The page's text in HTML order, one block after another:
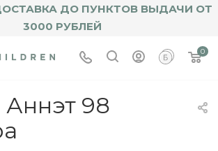
ДО ПУНКТОВ ВЫДАЧИ ОТ
3000 РУБЛЕЙ
0
Аннэт 98